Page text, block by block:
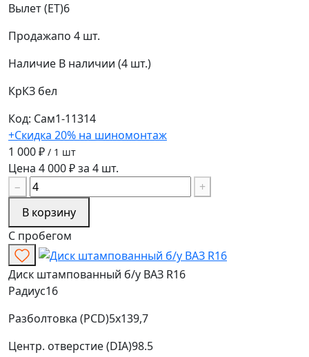
Вылет (ET)6
Продажапо 4 шт.
Наличие В наличии (4 шт.)
КрКЗ бел
Код: Сам1-11314
+Скидка 20% на шиномонтаж
1 000 ₽ / 1 шт
Цена 4 000 ₽ за 4 шт.
−
+
В корзину
С пробегом
Диск штампованный б/у ВАЗ R16
Радиус16
Разболтовка (PCD)5x139,7
Центр. отверстие (DIA)98.5